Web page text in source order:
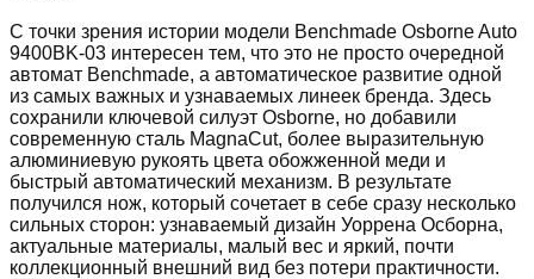
С точки зрения истории модели Benchmade Osborne Auto
9400BK-03 интересен тем, что это не просто очередной
автомат Benchmade, а автоматическое развитие одной
из самых важных и узнаваемых линеек бренда. Здесь
сохранили ключевой силуэт Osborne, но добавили
современную сталь MagnaCut, более выразительную
алюминиевую рукоять цвета обожженной меди и
быстрый автоматический механизм. В результате
получился нож, который сочетает в себе сразу несколько
сильных сторон: узнаваемый дизайн Уоррена Осборна,
актуальные материалы, малый вес и яркий, почти
коллекционный внешний вид без потери практичности.